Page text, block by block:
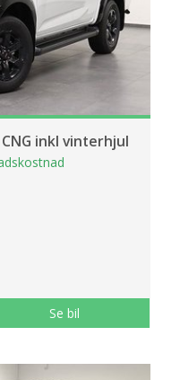
CNG inkl vinterhjul
Se bil